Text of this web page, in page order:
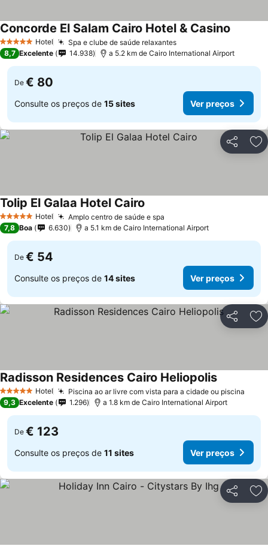
5 Estrelas Hotel Spa e clube de saúde relaxantes
Concorde El Salam Cairo Hotel & Casino
8,7 Excelente 14.938 a 5.2 km de Cairo International Airport
De € 80
Consulte os preços de 15 sites Ver preços
Partilhar
5 Estrelas Hotel Amplo centro de saúde e spa
Tolip El Galaa Hotel Cairo
7,8 Boa 6.630 a 5.1 km de Cairo International Airport
De € 54
Consulte os preços de 14 sites Ver preços
Partilhar
5 Estrelas Hotel Piscina ao ar livre com vista para a cidade ou piscina
Radisson Residences Cairo Heliopolis
9,3 Excelente 1.296 a 1.8 km de Cairo International Airport
De € 123
Consulte os preços de 11 sites Ver preços
Partilhar